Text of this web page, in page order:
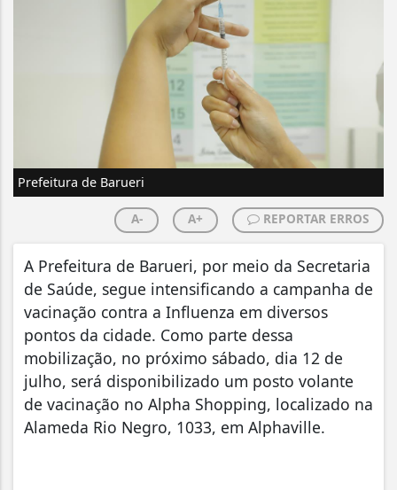
Prefeitura de Barueri
A- A+ REPORTAR ERROS
A Prefeitura de Barueri, por meio da Secretaria
de Saúde, segue intensificando a campanha de
vacinação contra a Influenza em diversos
pontos da cidade. Como parte dessa
mobilização, no próximo sábado, dia 12 de
julho, será disponibilizado um posto volante
de vacinação no Alpha Shopping, localizado na
Alameda Rio Negro, 1033, em Alphaville.